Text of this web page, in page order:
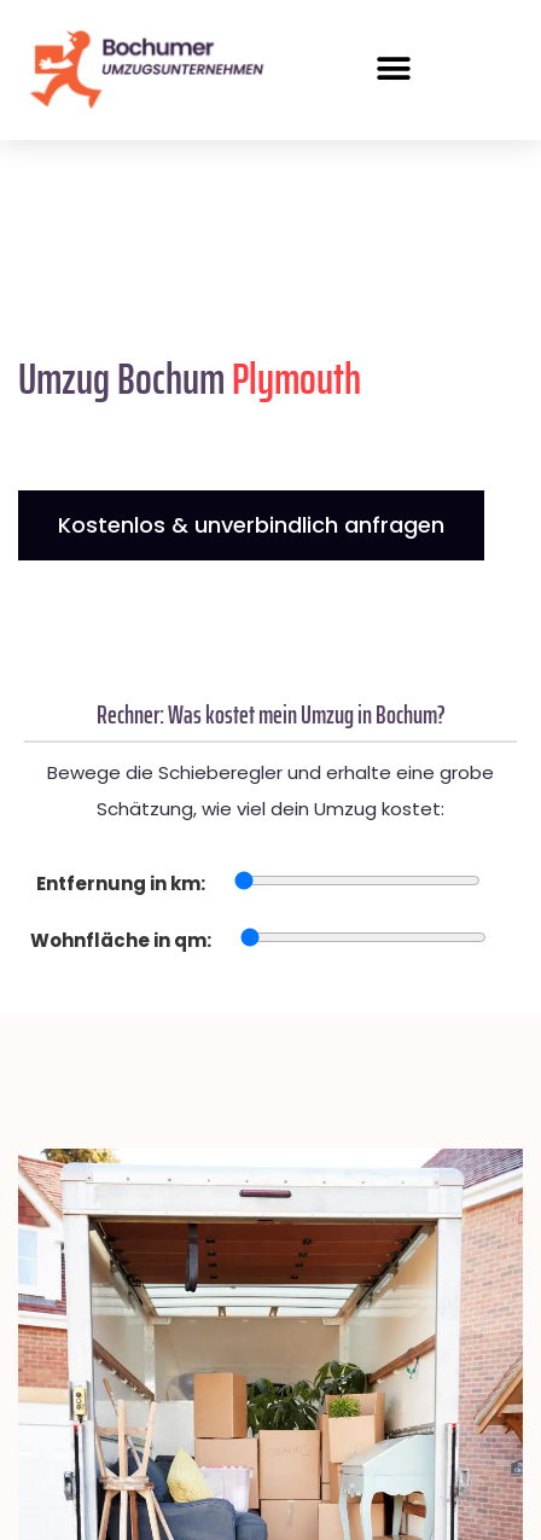
Umzug BochumPlymouth
Kostenlos & unverbindlich anfragen
Rechner: Was kostet mein Umzug in Bochum?
Bewege die Schieberegler und erhalte eine grobe
Schätzung, wie viel dein Umzug kostet:
Entfernung in km:
Wohnfläche in qm: